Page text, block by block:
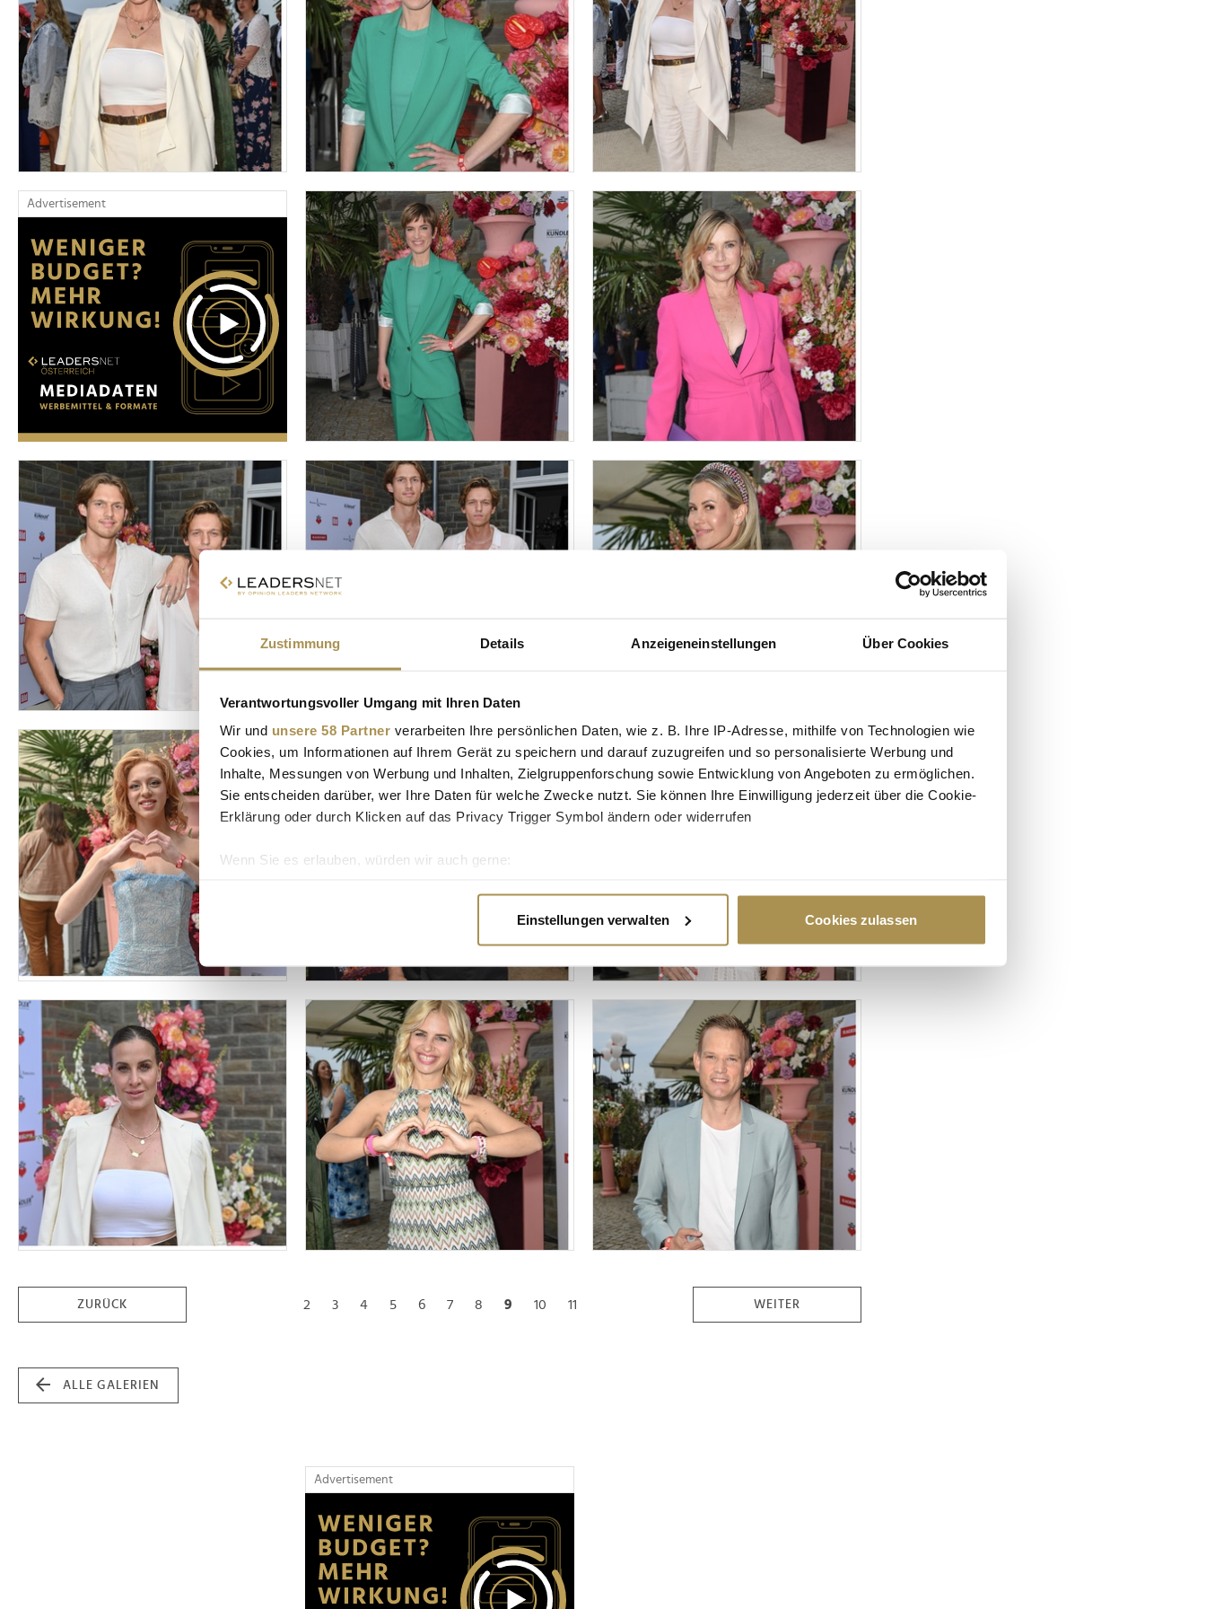
Zustimmung Details Anzeigeneinstellungen Über Cookies
Verantwortungsvoller Umgang mit Ihren Daten
Wir und unsere 58 Partner verarbeiten Ihre persönlichen Daten, wie z. B. Ihre IP-Adresse, mithilfe von Technologien wie
Cookies, um Informationen auf Ihrem Gerät zu speichern und darauf zuzugreifen und so personalisierte Werbung und
Inhalte, Messungen von Werbung und Inhalten, Zielgruppenforschung sowie Entwicklung von Angeboten zu ermöglichen.
Sie entscheiden darüber, wer Ihre Daten für welche Zwecke nutzt. Sie können Ihre Einwilligung jederzeit über die Cookie-
Erklärung oder durch Klicken auf das Privacy Trigger Symbol ändern oder widerrufen
Wenn Sie es erlauben, würden wir auch gerne:
Erfahren Sie mehr darüber, wie Ihre persönlichen Daten verarbeitet werden, und legen Sie Ihre Präferenzen im
Wir verwenden Cookies, um Inhalte und Anzeigen zu personalisieren, Funktionen für soziale Medien anbieten zu können
und die Zugriffe auf unsere Website zu analysieren. Außerdem geben wir Informationen zu Ihrer Verwendung unserer
Website an unsere Partner für soziale Medien, Werbung und Analysen weiter. Unsere Partner führen diese Informationen
möglicherweise mit weiteren Daten zusammen, die Sie ihnen bereitgestellt haben oder die sie im Rahmen Ihrer Nutzung
der Dienste gesammelt haben.
Einstellungen verwalten Cookies zulassen
Advertisement
ZURÜCK 2 3 4 5 6 7 8 9 10 11 WEITER
ALLE GALERIEN
Advertisement